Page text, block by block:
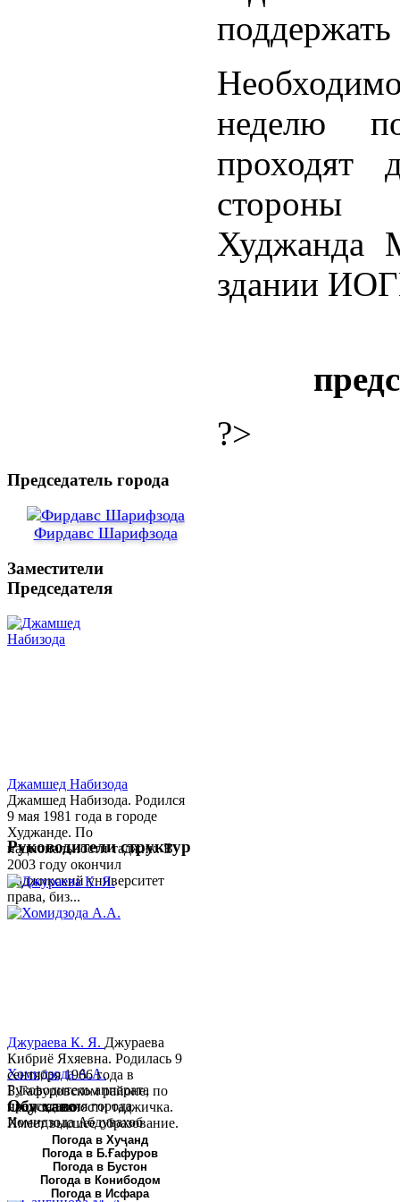
поддержать
неделю
проходят
стороны
Худжанда
здании
?>
Председатель города
Фирдавс Шарифзода
Заместители
Председателя
Джамшед Набизода
Джамшед Набизода. Родился
9 мая 1981 года в городе
Худжанде. По
национальности таджик. В
2003 году окончил
Таджикский университет
права, биз...
Хомидзода А.А.
Руководитель аппарата
председателя города
Хомидзода Абдувахоб
Абдумаджид родился 8
июня 1978 года в городе
Худжанде. По
национальности...
Руководители структур
Джураева К. Я. Джураева
Кибриё Яхяевна. Родилась 9
сентября 1966 года в
Б.Гафуровском районе, по
национальности таджичка.
Имеет высшее образование.
В 1997 ...
Обу хаво
Погода в Хуҷанд
Погода в Б.Ғафуров
Погода в Бустон
Погода в Конибодом
Погода в Исфара